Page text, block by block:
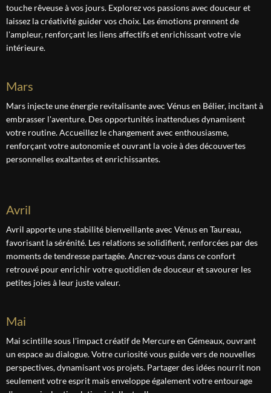
touche rêveuse à vos jours. Explorez vos passions avec douceur et
laissez la créativité guider vos choix. Les émotions prennent de
l'ampleur, renforçant les liens affectifs et enrichissant votre vie
intérieure.
mars
Mars injecte une énergie revitalisante avec Vénus en Bélier, incitant à
embrasser l'aventure. Des opportunités inattendues dynamisent
votre routine. Accueillez le changement avec enthousiasme,
renforçant votre autonomie et ouvrant la voie à des découvertes
personnelles exaltantes et enrichissantes.
avril
Avril apporte une stabilité bienveillante avec Vénus en Taureau,
favorisant la sérénité. Les relations se solidifient, renforcées par des
moments de tendresse partagée. Ancrez-vous dans ce confort
retrouvé pour enrichir votre quotidien de douceur et savourer les
petites joies à leur juste valeur.
mai
Mai scintille sous l'impact créatif de Mercure en Gémeaux, ouvrant
un espace au dialogue. Votre curiosité vous guide vers de nouvelles
perspectives, dynamisant vos projets. Partager des idées nourrit non
seulement votre esprit mais enveloppe également votre entourage